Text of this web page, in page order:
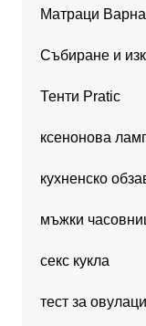
Матраци Варна
Събиране и
Тенти Pratic
ксенонова
кухненско
мъжки
секс кукла
тест за